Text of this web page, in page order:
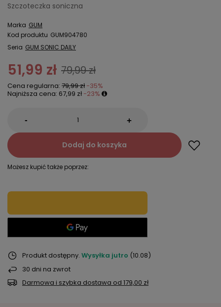
Szczoteczka soniczna
Marka GUM
Kod produktu GUM904780
Seria GUM SONIC DAILY
51,99 zł 79,99 zł
Cena regularna: 79,99 zł -35%
Najniższa cena: 67,99 zł -23%
- +
Dodaj do koszyka
Możesz kupić także poprzez:
Produkt dostępny Wysyłka jutro (10.08)
30 dni na zwrot
Darmowa i szybka dostawa od 179,00 zł